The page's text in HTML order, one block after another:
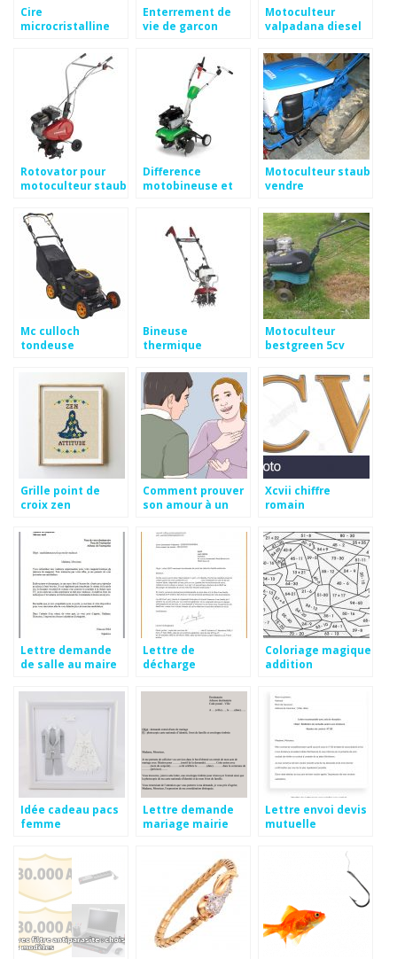
Cire
microcristalline
Enterrement de
vie de garcon
Motoculteur
valpadana diesel
Rotovator pour
motoculteur staub
Difference
motobineuse et
Motoculteur staub
vendre
Mc culloch
tondeuse
Bineuse
thermique
Motoculteur
bestgreen 5cv
Grille point de
croix zen
Comment prouver
son amour à un
Xcvii chiffre
romain
Lettre demande
de salle au maire
Lettre de
décharge
Coloriage magique
addition
Idée cadeau pacs
femme
Lettre demande
mariage mairie
Lettre envoi devis
mutuelle